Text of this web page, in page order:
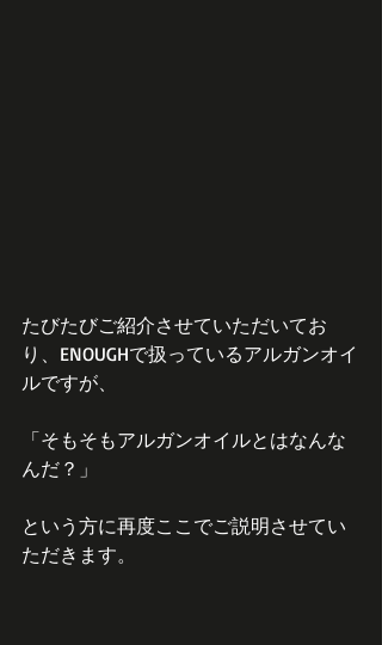
たびたびご紹介させていただいてお
り、ENOUGHで扱っているアルガンオイ
ルですが、
「そもそもアルガンオイルとはなんな
んだ？」
という方に再度ここでご説明させてい
ただきます。